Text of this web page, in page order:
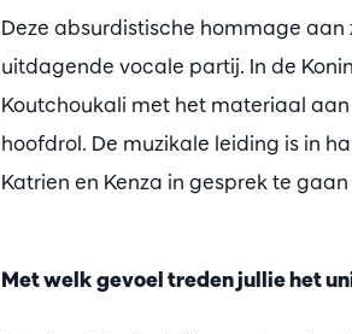
Deze absurdistische hommage
uitdagende vocale partij. In de
Koutchoukali met het materiaal
hoofdrol. De muzikale leiding is in
Katrien en Kenza in gesprek te
Met welk gevoel treden jullie het